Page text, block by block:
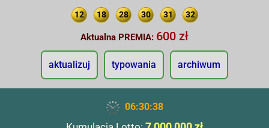
12 18 28 30 31 32
Aktualna PREMIA: 600 zł
aktualizuj typowania archiwum
06:30:39